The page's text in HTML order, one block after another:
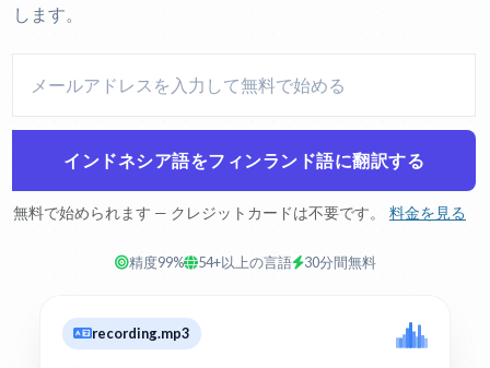
します。
インドネシア語をフィンランド語に翻訳する
無料で始められます — クレジットカードは不要です。 料金を見る
精度99% 54+以上の言語 30分間無料
recording.mp3